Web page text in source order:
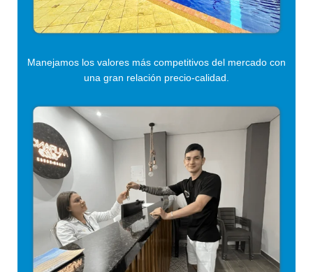
Manejamos los valores más competitivos del mercado con
una gran relación precio-calidad.